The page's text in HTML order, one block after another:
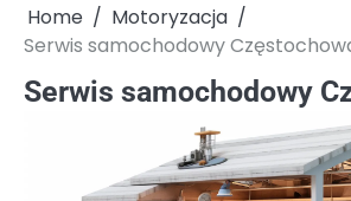
Home
Motoryzacja
Serwis samochodowy
Serwis samochodowy